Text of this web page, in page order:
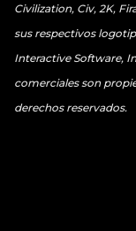
Civilization, Civ, 2K,
sus respectivos
Interactive Software,
comerciales son
derechos reservados.